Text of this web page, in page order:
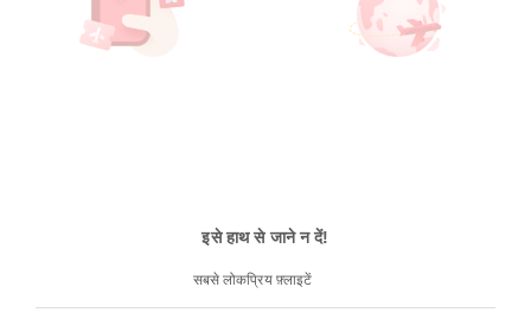
इसे हाथ से जाने न दें!
सबसे लोकप्रिय फ़्लाइटें